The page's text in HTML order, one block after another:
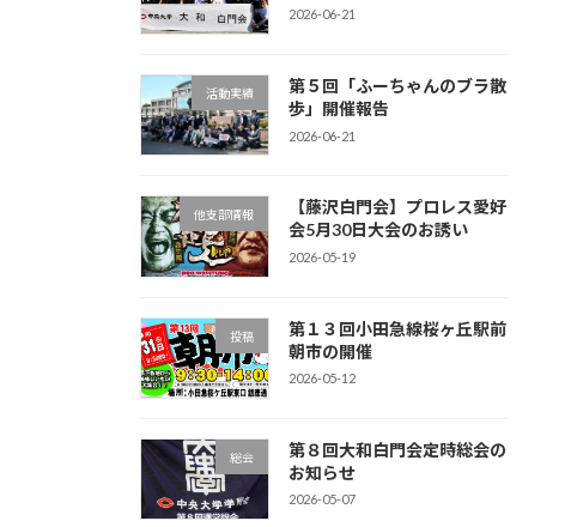
2026-06-21
活動実績
第５回「ふーちゃんのブラ散
歩」開催報告
2026-06-21
他支部情報
【藤沢白門会】プロレス愛好
会5月30日大会のお誘い
2026-05-19
投稿
第１３回小田急線桜ヶ丘駅前
朝市の開催
2026-05-12
総会
第８回大和白門会定時総会の
お知らせ
2026-05-07